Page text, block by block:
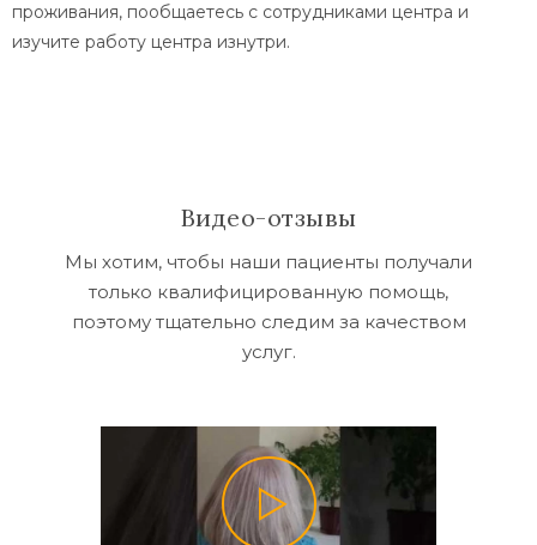
проживания, пообщаетесь с сотрудниками центра и
изучите работу центра изнутри.
Видео-отзывы
Мы хотим, чтобы наши пациенты получали
только квалифицированную помощь,
поэтому тщательно следим за качеством
услуг.